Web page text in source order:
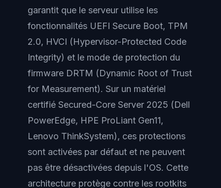
garantit que le serveur utilise les
fonctionnalités UEFI Secure Boot, TPM
2.0, HVCI (Hypervisor-Protected Code
Integrity) et le mode de protection du
firmware DRTM (Dynamic Root of Trust
for Measurement). Sur un matériel
certifié Secured-Core Server 2025 (Dell
PowerEdge, HPE ProLiant Gen11,
Lenovo ThinkSystem), ces protections
sont activées par défaut et ne peuvent
pas être désactivées depuis l'OS. Cette
architecture protège contre les rootkits